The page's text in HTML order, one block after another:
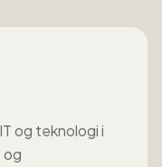
IT og teknologii
og